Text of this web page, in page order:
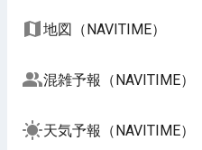
地図（NAVITIME）
混雑予報（NAVITIME）
天気予報（NAVITIME）